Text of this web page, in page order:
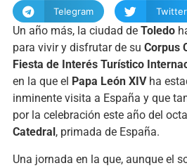
Telegram Twitter
Un año más, la ciudad de Toledo
para vivir y disfrutar de su Corpus
Fiesta de Interés Turístico
en la que el Papa León XIVha
inminente visita a España y que
por la celebración este año del
Catedral , primada de España.
Una jornada en la que, aunque el